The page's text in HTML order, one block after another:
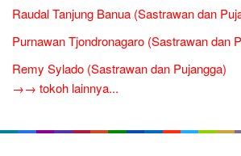
Raudal Tanjung Banua (Sastrawan dan
Purnawan Tjondronagaro (Sastrawan dan
Remy Sylado (Sastrawan dan Pujangga)
→→ tokoh lainnya...